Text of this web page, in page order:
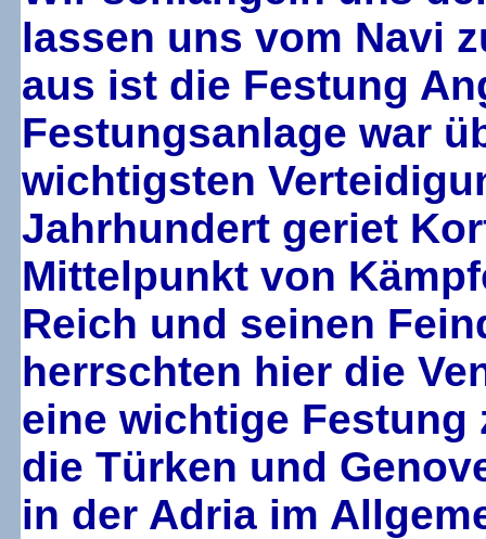
lassen uns vom Navi
aus ist die Festung
Festungsanlage war
wichtigsten
Jahrhundert geriet
Mittelpunkt von
Reich und seinen
herrschten hier die
eine wichtige Festung
die Türken und
in der Adria im